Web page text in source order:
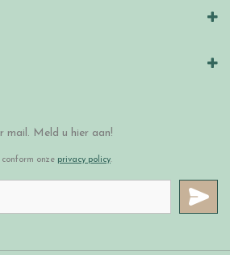
mail. Meld u hier aan!
onze privacy policy.